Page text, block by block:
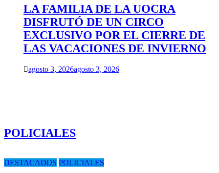
LA FAMILIA DE LA UOCRA
DISFRUTÓ DE UN CIRCO
EXCLUSIVO POR EL CIERRE DE
LAS VACACIONES DE INVIERNO
agosto 3, 2026agosto 3, 2026
POLICIALES
DESTACADOS POLICIALES